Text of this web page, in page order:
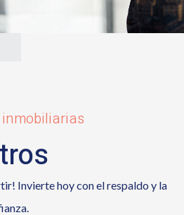
Invierte hoy con el respaldo y la